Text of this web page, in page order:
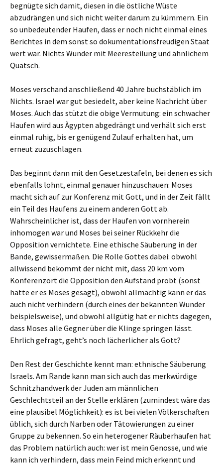
begnügte sich damit, diesen in die östliche Wüste
abzudrängen und sich nicht weiter darum zu kümmern. Ein
so unbedeutender Haufen, dass er noch nicht einmal eines
Berichtes in dem sonst so dokumentationsfreudigen Staat
wert war. Nichts Wunder mit Meeresteilung und ähnlichem
Quatsch.
Moses verschand anschließend 40 Jahre buchstäblich im
Nichts. Israel war gut besiedelt, aber keine Nachricht über
Moses. Auch das stützt die obige Vermutung: ein schwacher
Haufen wird aus Ägypten abgedrängt und verhält sich erst
einmal ruhig, bis er genügend Zulauf erhalten hat, um
erneut zuzuschlagen.
Das beginnt dann mit den Gesetzestafeln, bei denen es sich
ebenfalls lohnt, einmal genauer hinzuschauen: Moses
macht sich auf zur Konferenz mit Gott, und in der Zeit fällt
ein Teil des Haufens zu einem anderen Gott ab.
Wahrscheinlicher ist, dass der Haufen von vornherein
inhomogen war und Moses bei seiner Rückkehr die
Opposition vernichtete. Eine ethische Säuberung in der
Bande, gewissermaßen. Die Rolle Gottes dabei: obwohl
allwissend bekommt der nicht mit, dass 20 km vom
Konferenzort die Opposition den Aufstand probt (sonst
hätte er es Moses gesagt), obwohl allmächtig kann er das
auch nicht verhindern (durch eines der bekannten Wunder
beispielsweise), und obwohl allgütig hat er nichts dagegen,
dass Moses alle Gegner über die Klinge springen lässt.
Ehrlich gefragt, geht’s noch lächerlicher als Gott?
Den Rest der Geschichte kennt man: ethnische Säuberung
Israels. Am Rande kann man sich auch das merkwürdige
Schnitzhandwerk der Juden am männlichen
Geschlechtsteil an der Stelle erklären (zumindest wäre das
eine plausibel Möglichkeit): es ist bei vielen Völkerschaften
üblich, sich durch Narben oder Tätowierungen zu einer
Gruppe zu bekennen. So ein heterogener Räuberhaufen hat
das Problem natürlich auch: wer ist mein Genosse, und wie
kann ich verhindern, dass mein Feind mich erkennt und